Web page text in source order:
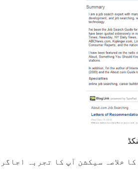
خلاصہ سیکشن آپ کا تجربہ